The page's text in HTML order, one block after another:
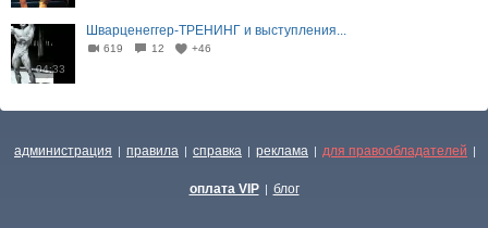
04:33
Шварценеггер-ТРЕНИНГ и выступления...
619 12 +46
администрация | правила | справка | реклама | для правообладателей |
оплата VIP | блог